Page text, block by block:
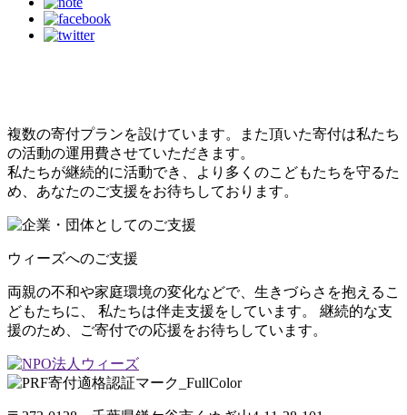
複数の寄付プランを設けています。また頂いた寄付は私たち
の活動の運用費させていただきます。
私たちが継続的に活動でき、より多くのこどもたちを守るた
め、あなたのご支援をお待ちしております。
ウィーズへのご支援
両親の不和や家庭環境の変化などで、生きづらさを抱えるこ
どもたちに、 私たちは伴走支援をしています。 継続的な支
援のため、ご寄付での応援をお待ちしています。